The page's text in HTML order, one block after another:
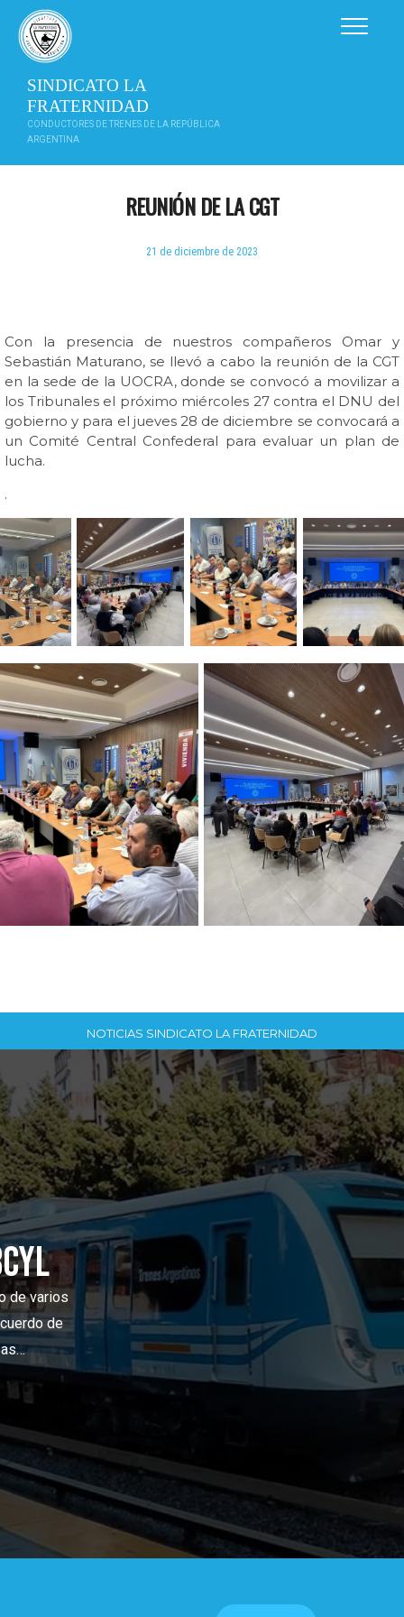
contenido
SINDICATO LA
FRATERNIDAD
CONDUCTORES DE TRENES DE LA REPÚBLICA
ARGENTINA
REUNIÓN DE LA CGT
21 de diciembre de 2023
Con la presencia de nuestros compañeros Omar y
Sebastián Maturano, se llevó a cabo la reunión de la CGT
en la sede de la UOCRA, donde se convocó a movilizar a
los Tribunales el próximo miércoles 27 contra el DNU del
gobierno y para el jueves 28 de diciembre se convocará a
un Comité Central Confederal para evaluar un plan de
lucha.
.
NOTICIAS SINDICATO LA FRATERNIDAD